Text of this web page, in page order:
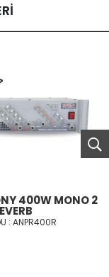
400W MONO 2
: ANPR400R